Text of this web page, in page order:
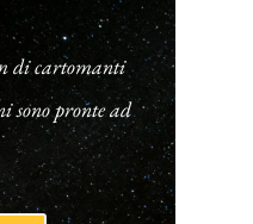
di cartomanti
sono pronte ad